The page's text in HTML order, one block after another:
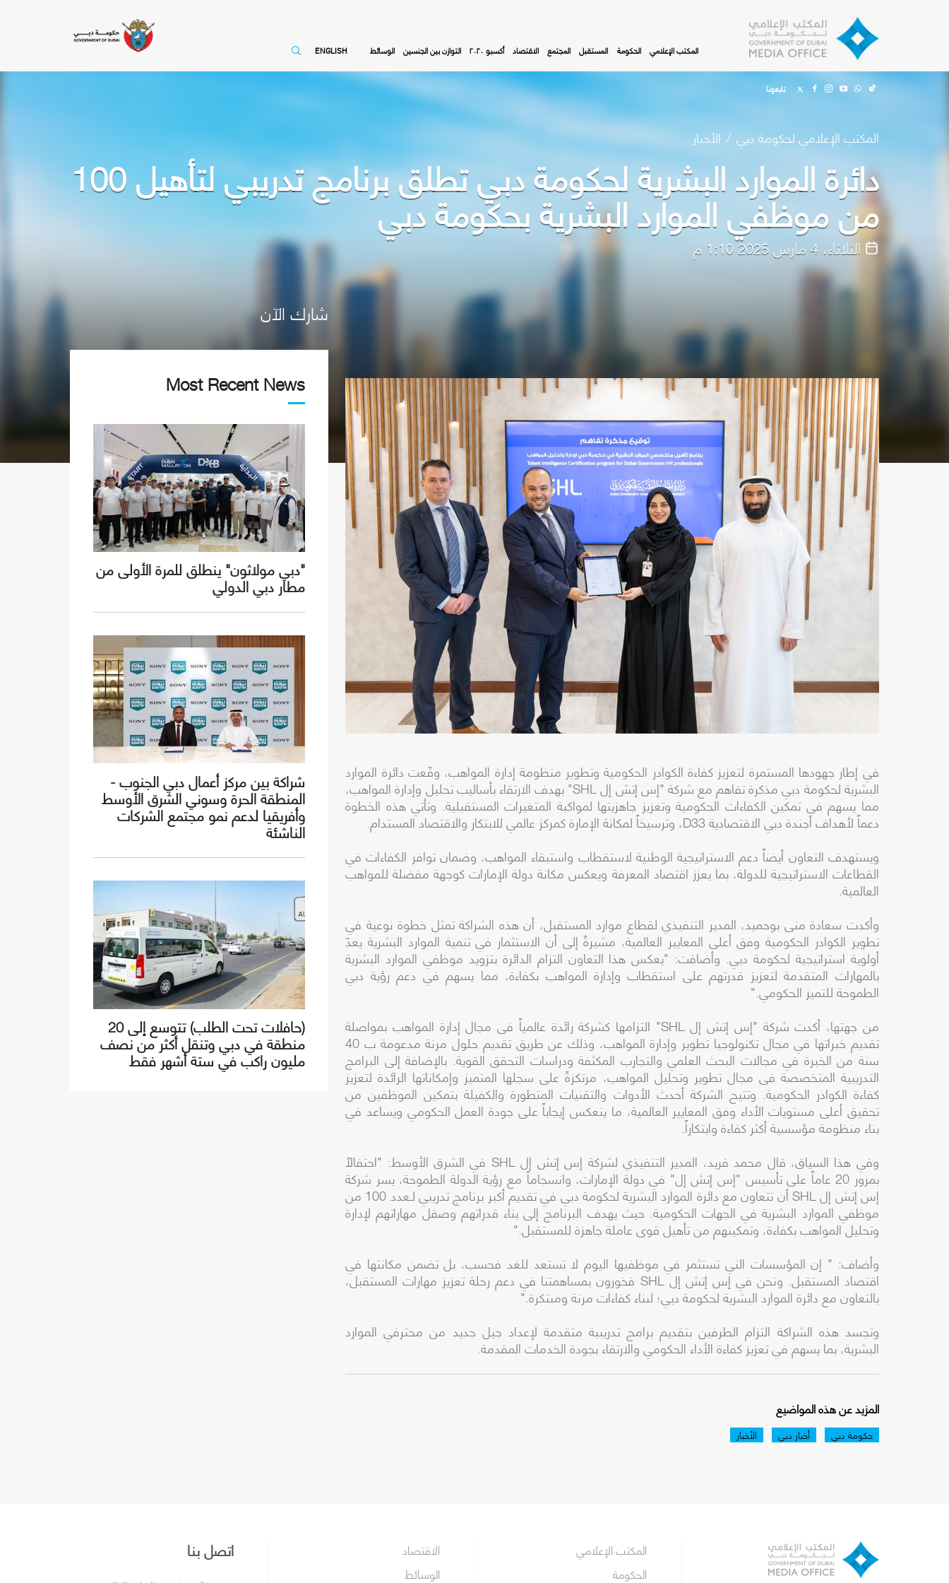
المكتب الإعلامي الحكومة المستقبل المجتمع الاقتصاد أكسبو ٢٠٢٠ التوازن بين الجنسين الوسائط ENGLISH
تابعونا
المكتب الإعلامي لحكومة دبي الأخبار
دائرة الموارد البشرية لحكومة دبي تطلق برنامج تدريبي لتأهيل 100
من موظفي الموارد البشرية بحكومة دبي
الثلاثاء، 4 مارس 2025 1:10 م
في إطار جهودها المستمرة لتعزيز كفاءة الكوادر الحكومية وتطوير منظومة إدارة المواهب، وقّعت دائرة الموارد
البشرية لحكومة دبي مذكرة تفاهم مع شركة "إس إتش إل SHL" بهدف الارتقاء بأساليب تحليل وإدارة المواهب،
مما يسهم في تمكين الكفاءات الحكومية وتعزيز جاهزيتها لمواكبة المتغيرات المستقبلية. وتأتي هذه الخطوة
دعماً لأهداف أجندة دبي الاقتصادية D33، وترسيخاً لمكانة الإمارة كمركز عالمي للابتكار والاقتصاد المستدام.
ويستهدف التعاون أيضاً دعم الاستراتيجية الوطنية لاستقطاب واستبقاء المواهب، وضمان توافر الكفاءات في
القطاعات الاستراتيجية للدولة، بما يعزز اقتصاد المعرفة ويعكس مكانة دولة الإمارات كوجهة مفضلة للمواهب
العالمية.
وأكدت سعادة منى بوحميد، المدير التنفيذي لقطاع موارد المستقبل، أن هذه الشراكة تمثل خطوة نوعية في
تطوير الكوادر الحكومية وفق أعلى المعايير العالمية، مشيرةً إلى أن الاستثمار في تنمية الموارد البشرية يعدّ
أولوية استراتيجية لحكومة دبي. وأضافت: "يعكس هذا التعاون التزام الدائرة بتزويد موظفي الموارد البشرية
بالمهارات المتقدمة لتعزيز قدرتهم على استقطاب وإدارة المواهب بكفاءة، مما يسهم في دعم رؤية دبي
الطموحة للتميز الحكومي."
من جهتها، أكدت شركة "إس إتش إل SHL" التزامها كشركة رائدة عالمياً فى مجال إدارة المواهب بمواصلة
تقديم خبراتها في مجال تكنولوجيا تطوير وإدارة المواهب، وذلك عن طريق تقديم حلول مرنة مدعومة ب 40
سنة من الخبرة في مجالات البحث العلمي والتجارب المكثفة ودراسات التحقق القوية. بالإضافة إلى البرامج
التدريبية المتخصصة فى مجال تطوير وتحليل المواهب، مرتكزةً على سجلها المتميز وإمكاناتها الرائدة لتعزيز
كفاءة الكوادر الحكومية. وتتيح الشركة أحدث الأدوات والتقنيات المتطورة والكفيلة بتمكين الموظفين من
تحقيق أعلى مستويات الأداء وفق المعايير العالمية، ما ينعكس إيجاباً على جودة العمل الحكومي ويساعد في
بناء منظومة مؤسسية أكثر كفاءة وابتكاراً.
وفي هذا السياق، قال محمد فريد، المدير التنفيذي لشركة إس إتش إل SHL في الشرق الأوسط: "احتفالاً
بمرور 20 عاماً على تأسيس "إس إتش إل" في دولة الإمارات، وانسجاماً مع رؤية الدولة الطموحة، يسر شركة
إس إتش إل SHL أن تتعاون مع دائرة الموارد البشرية لحكومة دبي في تقديم أكبر برنامج تدريبي لـعدد 100 من
موظفي الموارد البشرية في الجهات الحكومية. حيث يهدف البرنامج إلى بناء قدراتهم وصقل مهاراتهم لإدارة
وتحليل المواهب بكفاءة، وتمكينهم من تأهيل قوى عاملة جاهزة للمستقبل."
وأضاف: " إن المؤسسات التي تستثمر في موظفيها اليوم لا تستعد للغد فحسب، بل تضمن مكانتها في
اقتصاد المستقبل. ونحن في إس إتش إل SHL فخورون بمساهمتنا في دعم رحلة تعزيز مهارات المستقبل،
بالتعاون مع دائرة الموارد البشرية لحكومة دبي؛ لبناء كفاءات مرنة ومبتكرة."
وتجسد هذه الشراكة التزام الطرفين بتقديم برامج تدريبية متقدمة لإعداد جيل جديد من محترفي الموارد
البشرية، بما يسهم في تعزيز كفاءة الأداء الحكومي والارتقاء بجودة الخدمات المقدمة.
المزيد عن هذه المواضيع
حكومة دبي أخبار دبي الأخبار
شارك الآن
Most Recent News
"دبي مولاثون" ينطلق للمرة الأولى من
مطار دبي الدولي
شراكة بين مركز أعمال دبي الجنوب -
المنطقة الحرة وسوني الشرق الأوسط
وأفريقيا لدعم نمو مجتمع الشركات
الناشئة
(حافلات تحت الطلب) تتوسع إلى 20
منطقة في دبي وتنقل أكثر من نصف
مليون راكب في ستة أشهر فقط
المكتب الإعلامي
الحكومة
الاقتصاد
الوسائط
اتصل بنا